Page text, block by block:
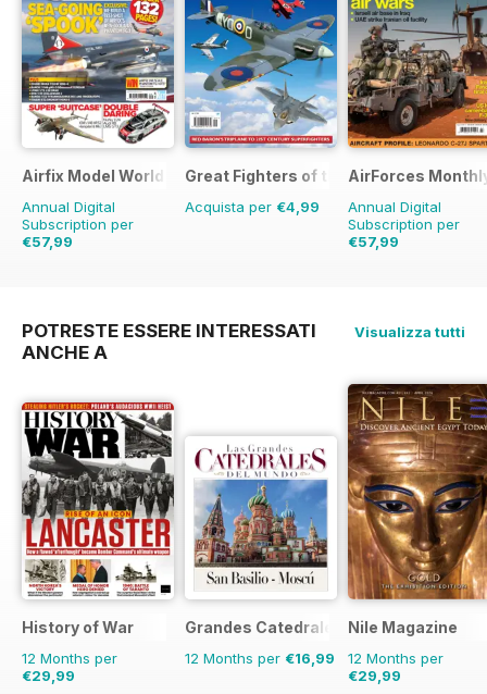
Airfix Model World
Annual Digital
Subscription per
€57,99
Great Fighters of the World
Acquista per €4,99
AirForces
Annual Digital
Subscription per
€57,99
POTRESTE ESSERE INTERESSATI
ANCHE A
Visualizza tutti
History of War
12 Months per
€29,99
Grandes Catedrales del Mundo
12 Months per €16,99
Nile Magazine
12 Months per
€29,99